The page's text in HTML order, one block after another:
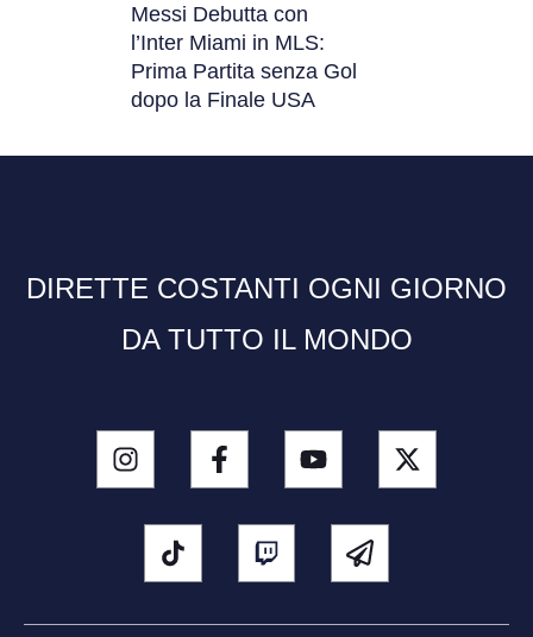
Messi Debutta con
l’Inter Miami in MLS:
Prima Partita senza Gol
dopo la Finale USA
DIRETTE COSTANTI OGNI GIORNO
DA TUTTO IL MONDO